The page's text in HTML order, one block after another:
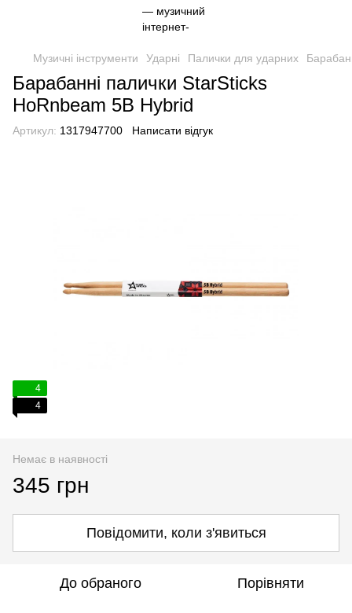
Музичні інструменти Ударні Палички для ударних
Барабанні палички StarSticks
HoRnbeam 5B Hybrid
Артикул: 1317947700 Написати відгук
4
4
Немає в наявності
345 грн
Повідомити, коли з'явиться
До обраного Порівняти